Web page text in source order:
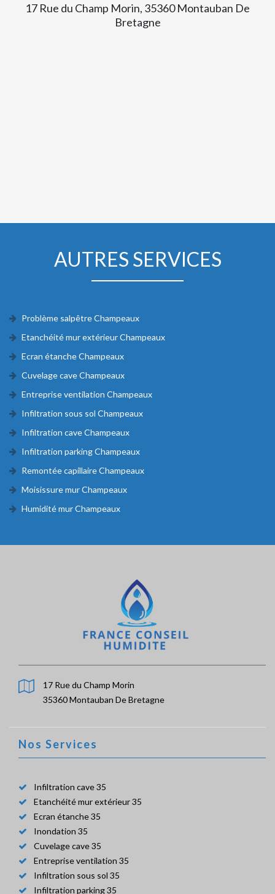
17 Rue du Champ Morin, 35360 Montauban De
Bretagne
AUTRES SERVICES
Problème salpêtre Champeaux
Etanchéité mur extérieur Champeaux
Ecran étanche Champeaux
Cuvelage cave Champeaux
Entreprise ventilation Champeaux
Infiltration sous sol Champeaux
Infiltration cave Champeaux
Infiltration parking Champeaux
Remontée capillaire Champeaux
Moisissure mur Champeaux
Humidité mur Champeaux
17 Rue du Champ Morin
35360 Montauban De Bretagne
Nos Services
Infiltration cave 35
Etanchéité mur extérieur 35
Ecran étanche 35
Inondation 35
Cuvelage cave 35
Entreprise ventilation 35
Infiltration sous sol 35
Infiltration parking 35